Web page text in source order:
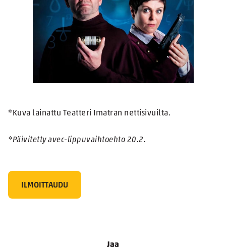
*Kuva lainattu Teatteri Imatran nettisivuilta.
*Päivitetty avec-lippuvaihtoehto 20.2.
ILMOITTAUDU
Jaa